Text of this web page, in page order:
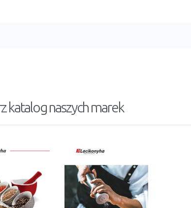
katalog naszych marek